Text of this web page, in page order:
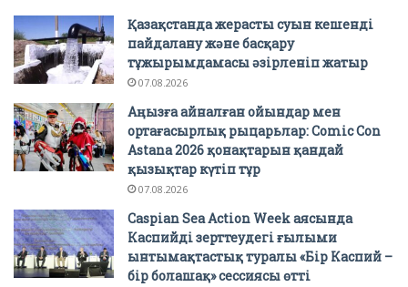
Қазақстанда жерасты суын кешенді
пайдалану және басқару
тұжырымдамасы әзірленіп жатыр
07.08.2026
Аңызға айналған ойындар мен
ортағасырлық рыцарьлар: Comic Con
Astana 2026 қонақтарын қандай
қызықтар күтіп тұр
07.08.2026
Caspian Sea Action Week аясында
Каспийді зерттеудегі ғылыми
ынтымақтастық туралы «Бір Каспий –
бір болашақ» сессиясы өтті